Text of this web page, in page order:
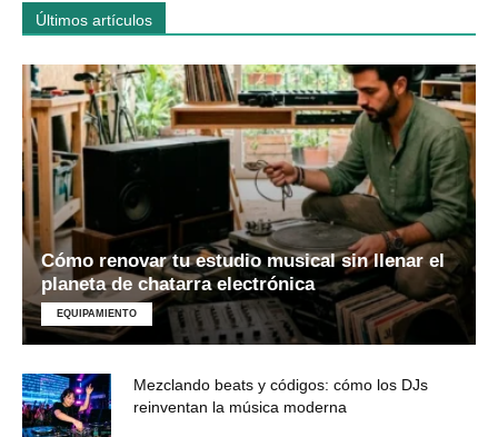
Últimos artículos
Cómo renovar tu estudio musical sin llenar el
planeta de chatarra electrónica
EQUIPAMIENTO
Mezclando beats y códigos: cómo los DJs
reinventan la música moderna